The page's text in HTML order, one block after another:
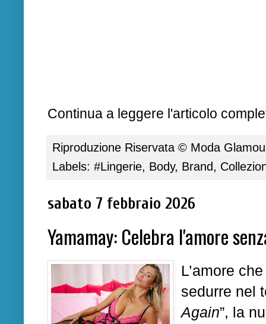
Continua a leggere l'articolo
Riproduzione Riservata © Moda
Labels: #Lingerie, Body, Brand,
sabato 7 febbraio 2026
Yamamay: Celebra l'amore
L’amore
sedurre nel
Again”, la